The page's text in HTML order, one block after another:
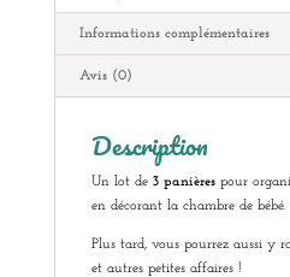
Informations complémentaires
Avis (0)
Description
Un lot de 3 panièrespour
en décorant la chambre de bébé.
Plus tard, vous pourrez aussi y
et autres petites affaires !